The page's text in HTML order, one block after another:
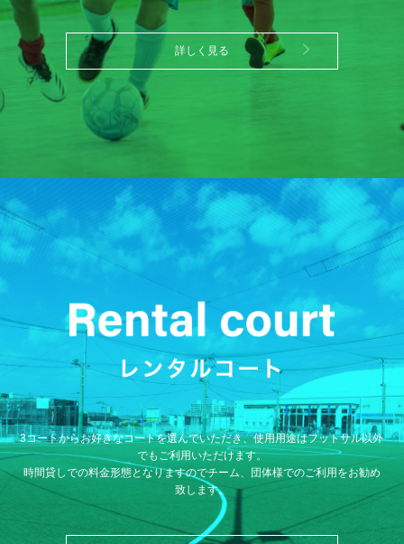
詳しく見る
3コートからお好きなコートを選んでいただき、使用用途はフットサル以外
でもご利用いただけます。
時間貸しでの料金形態となりますのでチーム、団体様でのご利用をお勧め
致します。